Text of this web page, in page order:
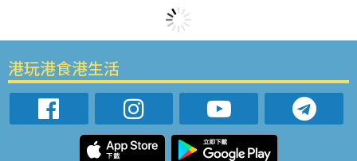
港玩港食港生活